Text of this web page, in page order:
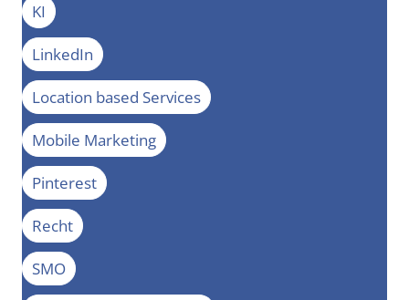
KI
LinkedIn
Location based Services
Mobile Marketing
Pinterest
Recht
SMO